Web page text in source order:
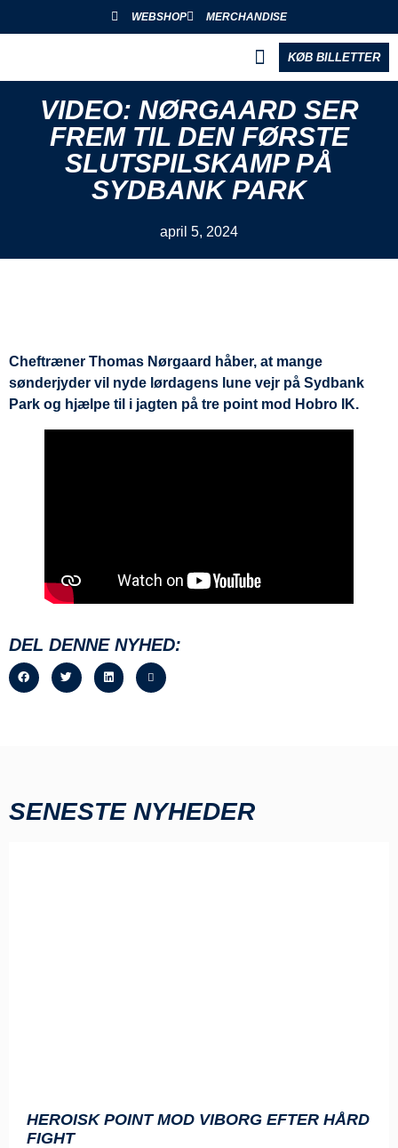
WEBSHOP MERCHANDISE
KØB BILLETTER
VIDEO: NØRGAARD SER
FREM TIL DEN FØRSTE
SLUTSPILSKAMP PÅ
SYDBANK PARK
april 5, 2024
Cheftræner Thomas Nørgaard håber, at mange
sønderjyder vil nyde lørdagens lune vejr på Sydbank
Park og hjælpe til i jagten på tre point mod Hobro IK.
DEL DENNE NYHED:
SENESTE NYHEDER
HEROISK POINT MOD VIBORG EFTER HÅRD
FIGHT